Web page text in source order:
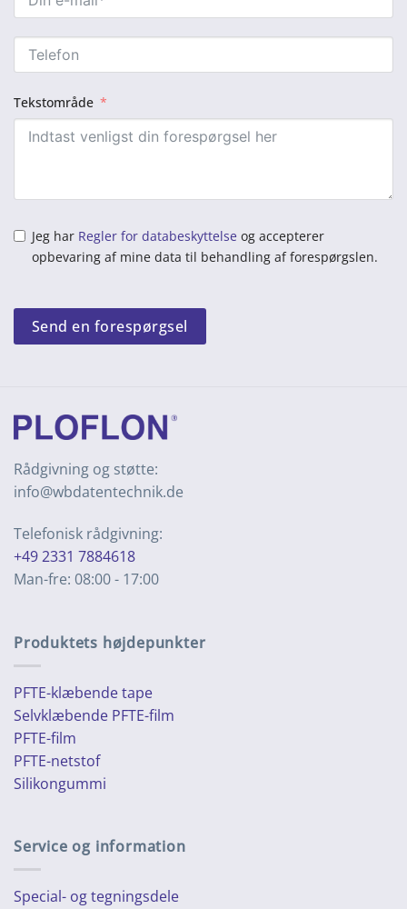
Tekstområde
Jeg har Regler for databeskyttelse og accepterer
opbevaring af mine data til behandling af forespørgslen.
Send en forespørgsel
Rådgivning og støtte:
info@wbdatentechnik.de
Telefonisk rådgivning:
+49 2331 7884618
Man-fre: 08:00 - 17:00
Produktets højdepunkter
PFTE-klæbende tape
Selvklæbende PFTE-film
PFTE-film
PFTE-netstof
Silikongummi
Service og information
Special- og tegningsdele